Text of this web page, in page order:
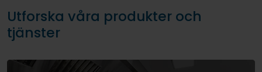
Utforska våra produkter och
tjänster